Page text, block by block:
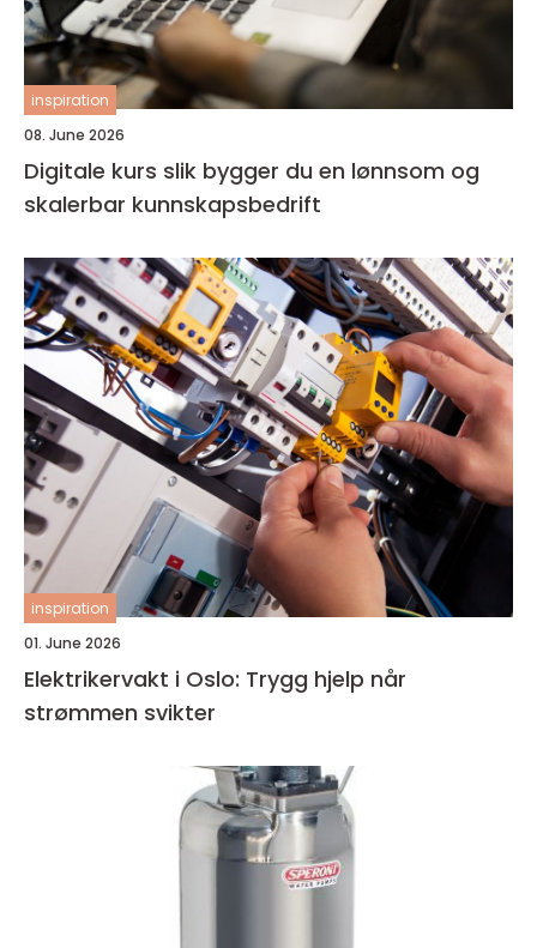
inspiration
08. June 2026
Digitale kurs slik bygger du en lønnsom og
skalerbar kunnskapsbedrift
inspiration
01. June 2026
Elektrikervakt i Oslo: Trygg hjelp når
strømmen svikter